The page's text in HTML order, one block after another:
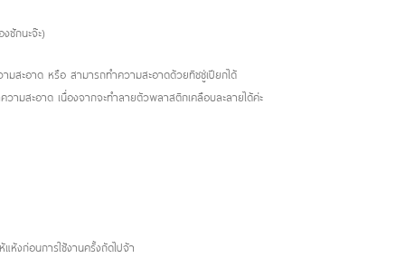
ซักนะจ๊ะ)
ามสะอาด หรือ สามารถทำความสะอาดด้วยทิชชู่เปียกได้
วามสะอาด เนื่องจากจะทำลายตัวพลาสติกเคลือบละลายได้ค่ะ
ห้งก่อนการใช้งานครั้งถัดไปจ้า